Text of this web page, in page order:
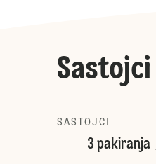
Sastojci
SASTOJCI
3 pakiranja